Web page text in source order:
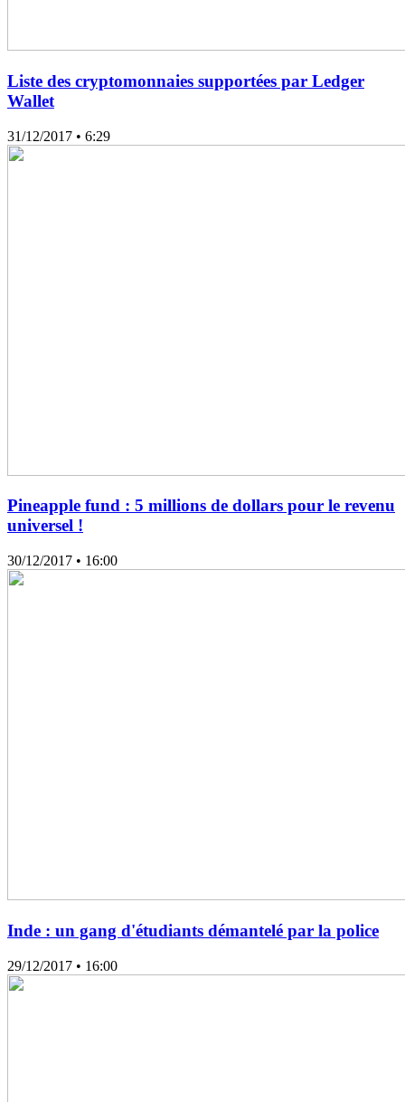
Liste des cryptomonnaies supportées par Ledger
Wallet
31/12/2017 • 6:29
Pineapple fund : 5 millions de dollars pour le revenu
universel !
30/12/2017 • 16:00
Inde : un gang d'étudiants démantelé par la police
29/12/2017 • 16:00